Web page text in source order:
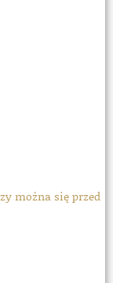
można się przed